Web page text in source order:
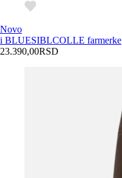
Novo
i BLUESIBLCOLLE farmerke
23.390,00RSD